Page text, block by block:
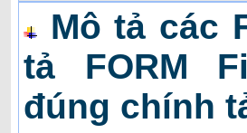
Mô tả các
tả FORM
đúng chính